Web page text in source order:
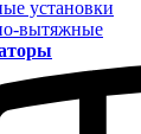
установки
вытяжные